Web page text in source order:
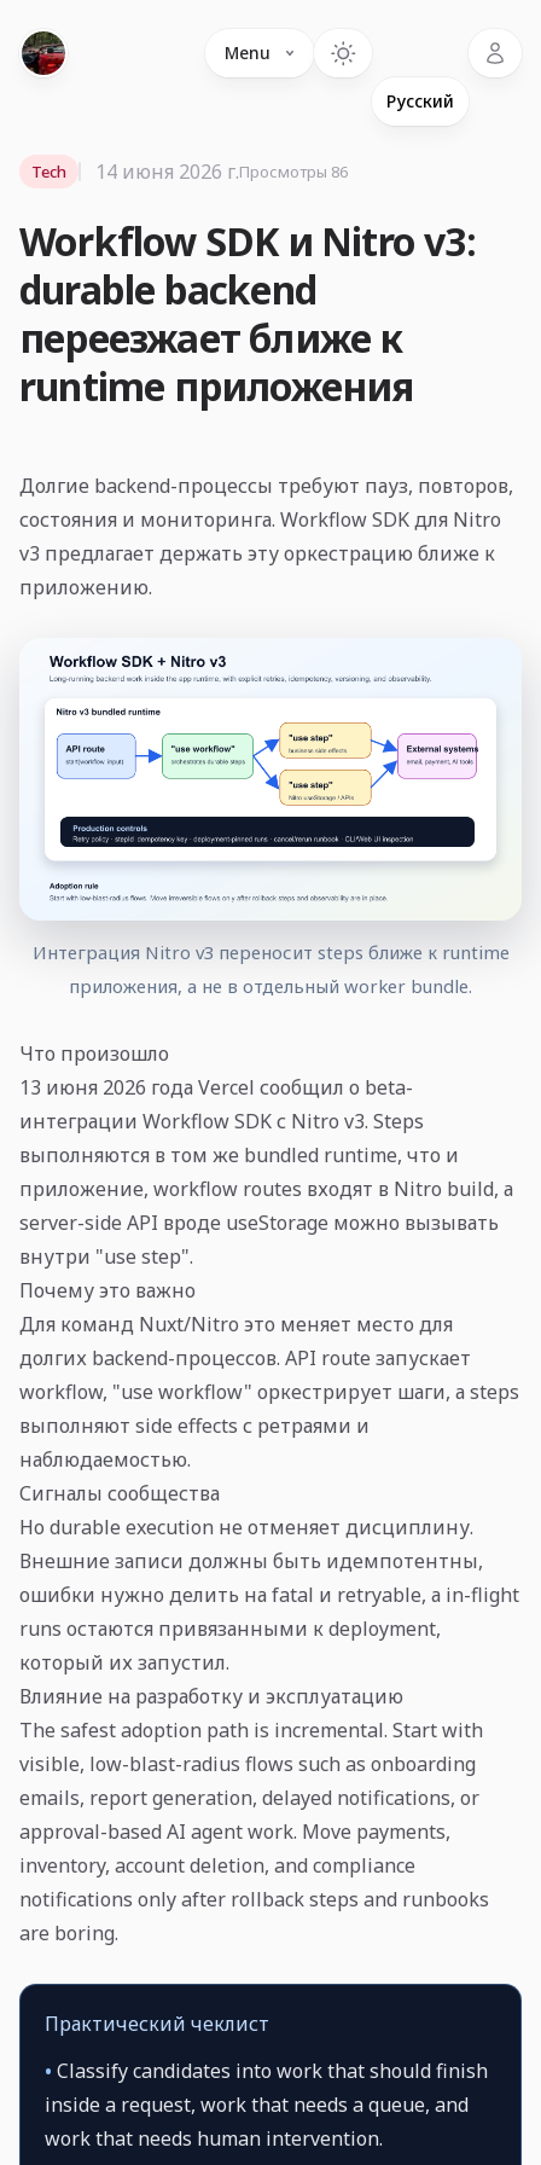
Menu
Workflow SDK и Nitro v3:
durable backend
переезжает ближе к
runtime приложения
Tech 14 июня 2026 г.Просмотры 86
Долгие backend-процессы требуют пауз, повторов,
состояния и мониторинга. Workflow SDK для Nitro
v3 предлагает держать эту оркестрацию ближе к
приложению.
Интеграция Nitro v3 переносит steps ближе к runtime
приложения, а не в отдельный worker bundle.
Что произошло
13 июня 2026 года Vercel сообщил о beta-
интеграции Workflow SDK с Nitro v3. Steps
выполняются в том же bundled runtime, что и
приложение, workflow routes входят в Nitro build, а
server-side API вроде useStorage можно вызывать
внутри "use step".
Почему это важно
Для команд Nuxt/Nitro это меняет место для
долгих backend-процессов. API route запускает
workflow, "use workflow" оркестрирует шаги, а steps
выполняют side effects с ретраями и
наблюдаемостью.
Сигналы сообщества
Но durable execution не отменяет дисциплину.
Внешние записи должны быть идемпотентны,
ошибки нужно делить на fatal и retryable, а in-flight
runs остаются привязанными к deployment,
который их запустил.
Влияние на разработку и эксплуатацию
The safest adoption path is incremental. Start with
visible, low-blast-radius flows such as onboarding
emails, report generation, delayed notifications, or
approval-based AI agent work. Move payments,
inventory, account deletion, and compliance
notifications only after rollback steps and runbooks
are boring.
Практический чеклист
• Classify candidates into work that should finish
inside a request, work that needs a queue, and
work that needs human intervention.